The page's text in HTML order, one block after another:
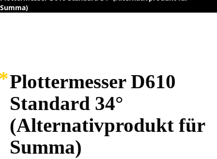
Summa)
Plottermesser D610
Standard 34°
(Alternativprodukt für
Summa)